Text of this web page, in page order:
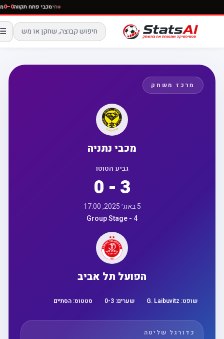
חימכבי פתח תקווה
☰
מרכז משחק
מכבי נתניה
גביע הטוטו
0 - 3
Group Stage - 4
הפועל תל אביב
שופט:G. Laibuvitz שערים: 0 -3 סטטוס:הסתיים
כדורגל שליטה